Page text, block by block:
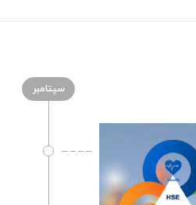
سپتامبر